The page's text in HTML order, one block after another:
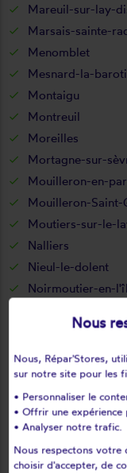
Mareuil-sur-lay-
Marsais-sainte-
Menomblet
Mesnard-la-
Montaigu
Montreuil
Moreilles
Mortagne-sur-
Mouilleron-en-
Mouilleron-Saint-
Moutiers-sur-le-
Nalliers
Nieul-le-dolent
Noirmoutier-en-
Péault
Pissotte
Pouillé
Puy-de-serre
Réaumur
Rochetrejoux
Nous
Nous, Répar'Stores,
sur notre site pour les
• Personnaliser le
• Offrir une expérience
• Analyser notre trafic.
Nous respectons
choisir d'accepter, de